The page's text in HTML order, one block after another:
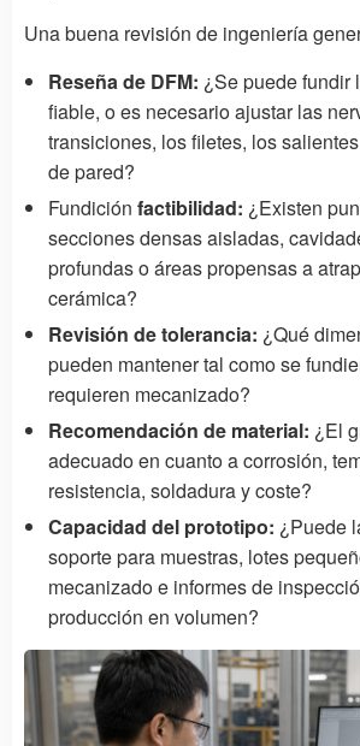
Una buena revisión de ingeniería
Reseña de DFM: ¿Se puede fundir
fiable, o es necesario ajustar las
transiciones, los filetes, los
de pared?
Fundición factibilidad: ¿Existen
secciones densas aisladas,
profundas o áreas propensas a
cerámica?
Revisión de tolerancia: ¿Qué
pueden mantener tal como se
requieren mecanizado?
Recomendación de material: ¿El
adecuado en cuanto a corrosión,
resistencia, soldadura y coste?
Capacidad del prototipo: ¿Puede
soporte para muestras, lotes
mecanizado e informes de
producción en volumen?